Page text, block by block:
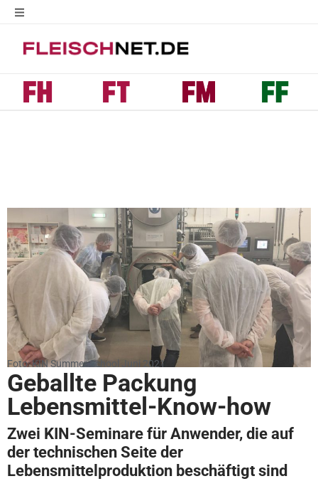
Foto: KIN Summer School Juni 2021
Geballte Packung
Lebensmittel-Know-how
Zwei KIN-Seminare für Anwender, die auf
der technischen Seite der
Lebensmittelproduktion beschäftigt sind